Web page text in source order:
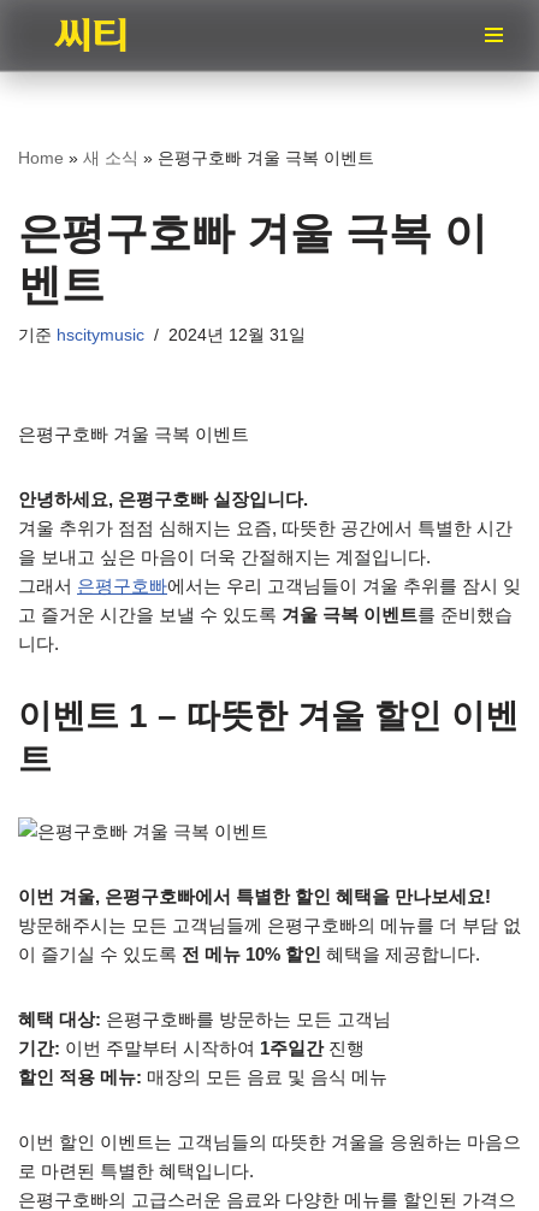
로
뛰
기
Home » 새 소식 » 은평구호빠 겨울 극복 이벤트
은평구호빠 겨울 극복 이
벤트
기준 hscitymusic 2024년 12월 31일
은평구호빠 겨울 극복 이벤트
안녕하세요, 은평구호빠 실장입니다.
겨울 추위가 점점 심해지는 요즘, 따뜻한 공간에서 특별한 시간
을 보내고 싶은 마음이 더욱 간절해지는 계절입니다.
그래서 은평구호빠에서는 우리 고객님들이 겨울 추위를 잠시 잊
고 즐거운 시간을 보낼 수 있도록 겨울 극복 이벤트를 준비했습
니다.
이벤트 1 – 따뜻한 겨울 할인 이벤
트
이번 겨울, 은평구호빠에서 특별한 할인 혜택을 만나보세요!
방문해주시는 모든 고객님들께 은평구호빠의 메뉴를 더 부담 없
이 즐기실 수 있도록 전 메뉴 10% 할인 혜택을 제공합니다.
혜택 대상: 은평구호빠를 방문하는 모든 고객님
기간: 이번 주말부터 시작하여 1주일간진행
할인 적용 메뉴: 매장의 모든 음료 및 음식 메뉴
이번 할인 이벤트는 고객님들의 따뜻한 겨울을 응원하는 마음으
로 마련된 특별한 혜택입니다.
은평구호빠의 고급스러운 음료와 다양한 메뉴를 할인된 가격으